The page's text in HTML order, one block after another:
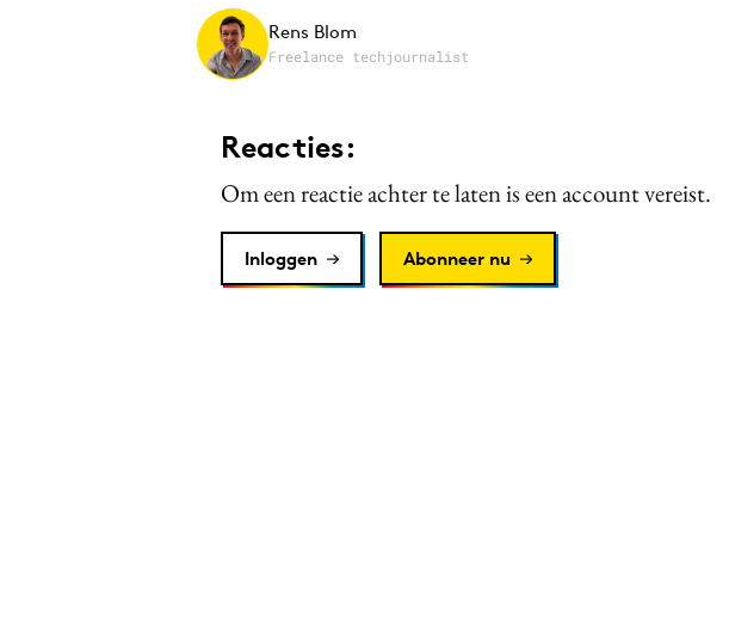
Rens Blom
Freelance techjournalist
Reacties:
Om een reactie achter te laten is een account vereist.
Inloggen Abonneer nu